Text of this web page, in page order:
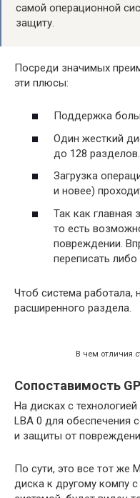
самой операционной
защиту.
Посреди значимых
эти плюсы:
Поддержка
Один жесткий
до 128 разделов.
Загрузка
и новее)
Так как главная
то есть
повреждении.
переписать
Чтоб система работала,
расширенного раздела.
В чем отличия
Сопоставимость
На дисках с
LBA 0 для обеспечения
и защиты от
По сути, это все тот же
диска к другому компу